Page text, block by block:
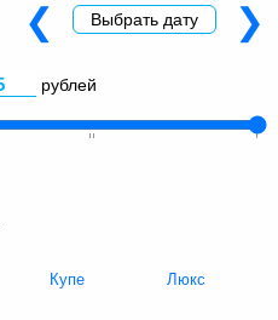
рублей
❮ Выбрать дату ❯
Купе Люкс